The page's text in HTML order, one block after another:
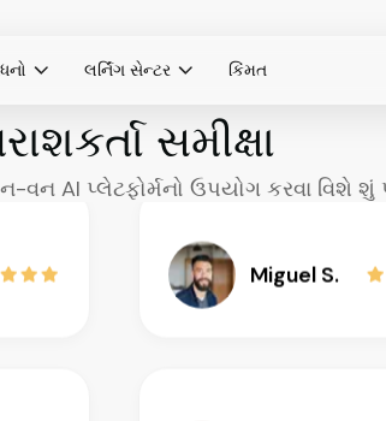
લર્નિંગ સેન્ટર કિંમત
સમીક્ષા
વન AI પ્લેટફોર્મનો ઉપયોગ કરવા વિશે
Karen L.